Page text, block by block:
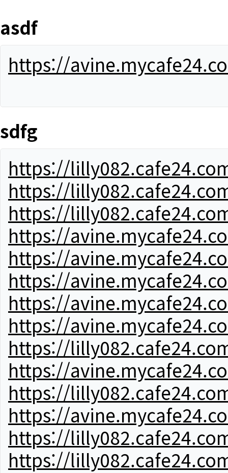
asdf
https://
sdfg
https://
https://
https://
https://
https://
https://
https://
https://
https://
https://
https://
https://
https://
https://